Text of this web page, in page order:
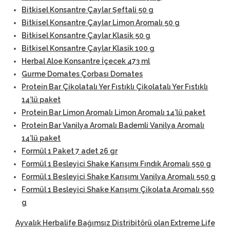
Bitkisel Konsantre Çaylar Şeftali 50 g
Bitkisel Konsantre Çaylar Limon Aromalı 50 g
Bitkisel Konsantre Çaylar Klasik 50 g
Bitkisel Konsantre Çaylar Klasik 100 g
Herbal Aloe Konsantre İçecek 473 ml
Gurme Domates Çorbası Domates
Protein Bar Çikolatalı Yer Fıstıklı Çikolatalı Yer Fıstıklı
14’lü paket
Protein Bar Limon Aromalı Limon Aromalı 14’lü paket
Protein Bar Vanilya Aromalı Bademli Vanilya Aromalı
14’lü paket
Formül 1 Paket 7 adet 26 gr
Formül 1 Besleyici Shake Karışımı Fındık Aromalı 550 g
Formül 1 Besleyici Shake Karışımı Vanilya Aromalı 550 g
Formül 1 Besleyici Shake Karışımı Çikolata Aromalı 550
g
Ayvalık Herbalife Bağımsız Distribitörü olan Extreme Life